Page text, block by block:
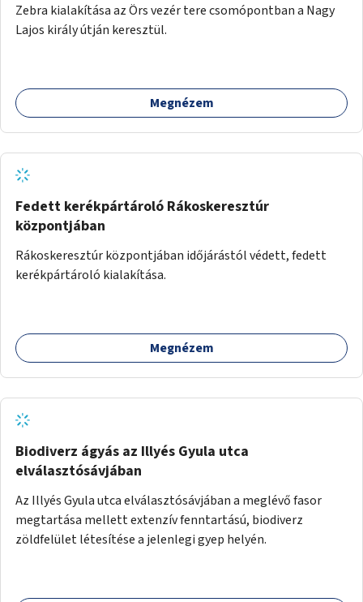
Zebra kialakítása az Örs vezér tere csomópontban a Nagy
Lajos király útján keresztül.
Megnézem
Fedett kerékpártároló Rákoskeresztúr
központjában
Rákoskeresztúr központjában időjárástól védett, fedett
kerékpártároló kialakítása.
Megnézem
Biodiverz ágyás az Illyés Gyula utca
elválasztósávjában
Az Illyés Gyula utca elválasztósávjában a meglévő fasor
megtartása mellett extenzív fenntartású, biodiverz
zöldfelület létesítése a jelenlegi gyep helyén.